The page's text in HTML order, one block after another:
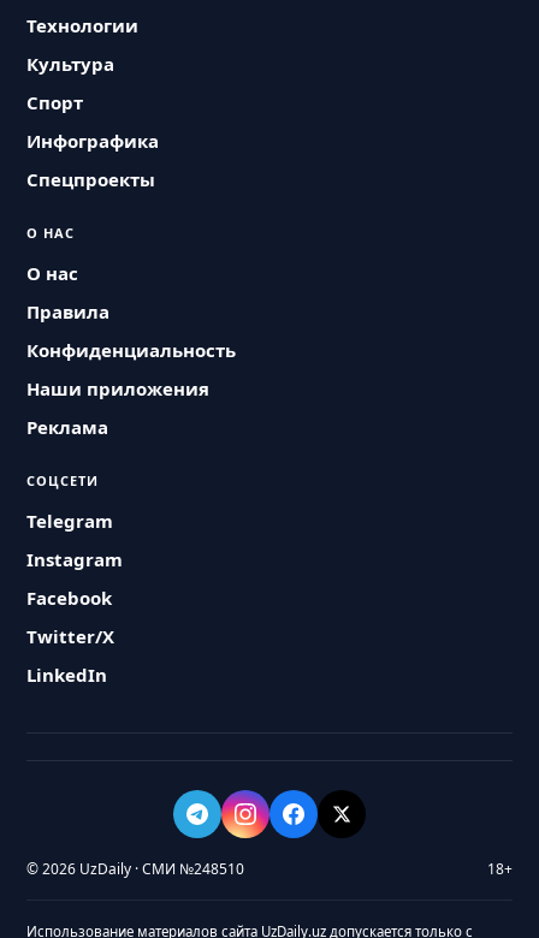
Технологии
Культура
Спорт
Инфографика
Спецпроекты
О НАС
О нас
Правила
Конфиденциальность
Наши приложения
Реклама
СОЦСЕТИ
Telegram
Instagram
Facebook
Twitter/X
LinkedIn
© 2026 UzDaily · СМИ №248510 18+
Использование материалов сайта UzDaily.uz допускается только с